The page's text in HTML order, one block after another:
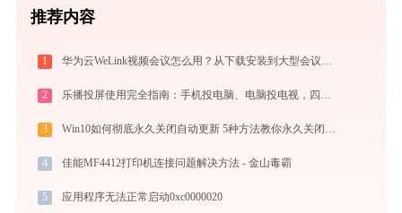
推荐内容
1 华为云WeLink视频会议怎么用？从下载安装到大型会议主持的全流程指南
2 乐播投屏使用完全指南：手机投电脑、电脑投电视，四种连接方式一篇讲透
3 Win10如何彻底永久关闭自动更新 5种方法教你永久关闭win10自动更新
4 佳能MF4412打印机连接问题解决方法 - 金山毒霸
5 应用程序无法正常启动0xc0000020